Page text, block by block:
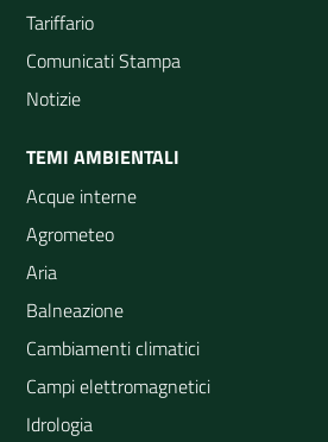
Tariffario
Comunicati Stampa
Notizie
TEMI AMBIENTALI
Acque interne
Agrometeo
Aria
Balneazione
Cambiamenti climatici
Campi elettromagnetici
Idrologia